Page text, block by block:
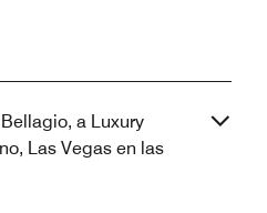
a Luxury
Las Vegas en las